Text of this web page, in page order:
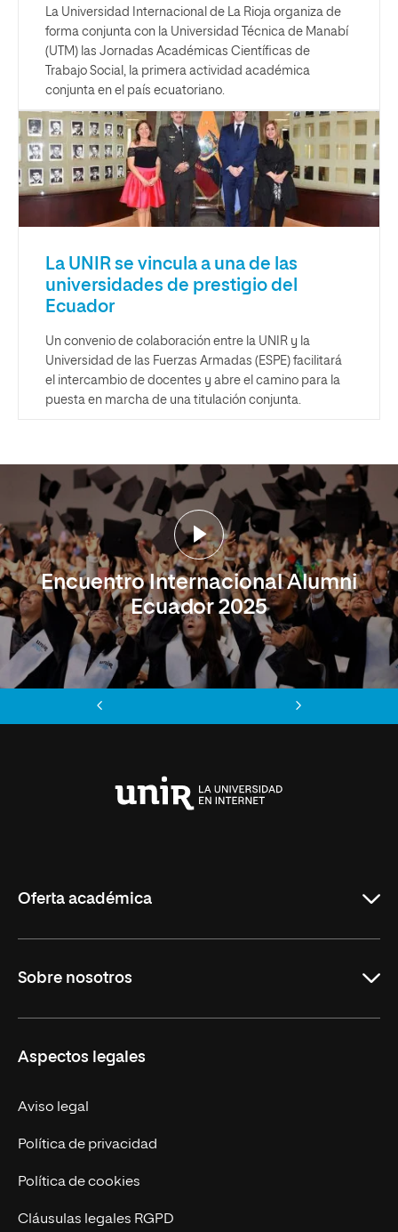
La Universidad Internacional de La Rioja organiza de
forma conjunta con la Universidad Técnica de Manabí
(UTM) las Jornadas Académicas Científicas de
Trabajo Social, la primera actividad académica
conjunta en el país ecuatoriano.
La UNIR se vincula a una de las
universidades de prestigio del
Ecuador
Un convenio de colaboración entre la UNIR y la
Universidad de las Fuerzas Armadas (ESPE) facilitará
el intercambio de docentes y abre el camino para la
puesta en marcha de una titulación conjunta.
Encuentro Internacional Alumni
Ecuador 2025
Oferta académica
Formación Continua
Carreras
Sobre nosotros
Trabaja en UNIR
Actualidad
Contáctanos
Aspectos legales
Aviso legal
Política de privacidad
Política de cookies
Cláusulas legales RGPD